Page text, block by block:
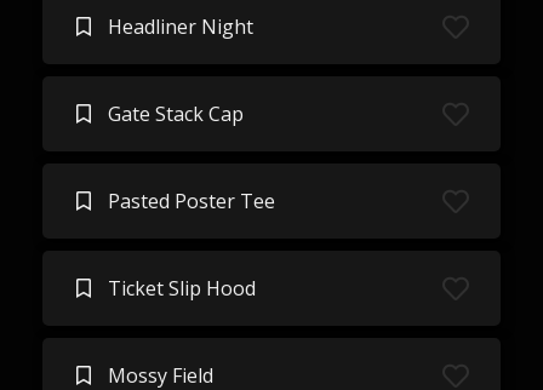
Headliner Night
Gate Stack Cap
Pasted Poster Tee
Ticket Slip Hood
Mossy Field